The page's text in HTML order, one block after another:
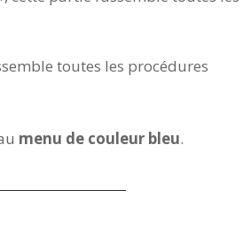
toutes les procédures
menu de couleur bleu.